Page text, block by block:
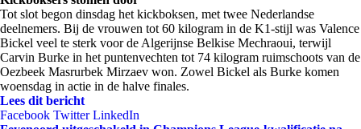
Tot slot begon dinsdag het kickboksen, met twee Nederlandse
deelnemers. Bij de vrouwen tot 60 kilogram in de K1-stijl was Valence
Bickel veel te sterk voor de Algerijnse Belkise Mechraoui, terwijl
Carvin Burke in het puntenvechten tot 74 kilogram ruimschoots van de
Oezbeek Masrurbek Mirzaev won. Zowel Bickel als Burke komen
woensdag in actie in de halve finales.
Lees dit bericht
Facebook Twitter LinkedIn